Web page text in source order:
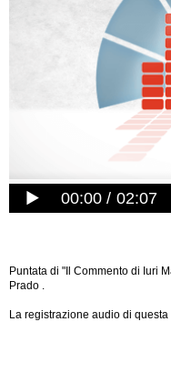
00:00 02:07
Puntata di "Il Commento di Iuri
Prado .
La registrazione audio di